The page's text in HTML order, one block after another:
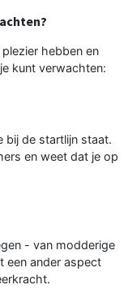
hebben en
kunt verwachten:
bij de startlijn staat.
en weet dat je op
- van modderige
een ander aspect